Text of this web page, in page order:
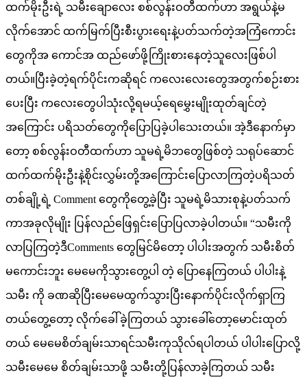
ထက်မိုးဦးရဲ့ သမီးချောလေး စစ်လွန်းဝတီထက်ဟာ အရွယ်နဲ့မ
လိုက်အောင် ထက်မြက်ပြီးစီးပွားရေးနဲ့ပတ်သက်တဲ့အကြံကောင်း
တွေကိုအ ကောင်အ ထည်ဖော်ဖို့ကြိုးစားနေတဲ့သူလေးဖြစ်ပါ
တယ်။ပြီးခဲ့တဲ့ရက်ပိုင်းကဆိုရင် ကလေးလေးတွေအတွက်စဉ်းစား
ပေးပြီး ကလေးတွေပါသုံးလို့ရမယ့်ရေမွှေးမျိုးထုတ်ချင်တဲ့
အကြောင်း ပရိသတ်တွေကိုပြောပြခဲ့ပါသေးတယ်။ အဲ့ဒီနောက်မှာ
တော့ စစ်လွန်းဝတီထက်ဟာ သူမရဲ့မိဘတွေဖြစ်တဲ့ သရုပ်ဆောင်
ထက်ထက်မိုးဦးနဲ့စိုင်းလွှမ်းတို့အကြောင်းပြောလာကြတဲ့ပရိသတ်
တစ်ချို့ရဲ့ Comment တွေကိုတွေ့ခဲ့ပြီး သူမရဲ့မိသားစုနဲ့ပတ်သက်
ကာအခုလိုမျိုး ပြန်လည်ဖြေရှင်းပြောပြလာခဲ့ပါတယ်။ “သမီးကို
လာပြကြတဲ့ဒီComments တွေမြင်မိတော့ ပါပါးအတွက် သမီးစိတ်
မကောင်းဘူး မေမေကိုသွားတွေ့ပါ တဲ့ ပြောနေကြတယ် ပါပါးနဲ့
သမီး ကို ခဏဆိုပြီးမေမေထွက်သွားပြီးနောက်ပိုင်းလိုက်ရှာကြ
တယ်တွေ့တော့ လိုက်ခေါ်ခဲ့ကြတယ် သွားခေါ်တော့မောင်းထုတ်
တယ် မေမေစိတ်ချမ်းသာရင်သမီးကုသိုလ်ရပါတယ် ပါပါးပြောလို့
သမီးမေမေ စိတ်ချမ်းသာဖို့ သမီးတို့ပြန်လာခဲ့ကြတယ် သမီး